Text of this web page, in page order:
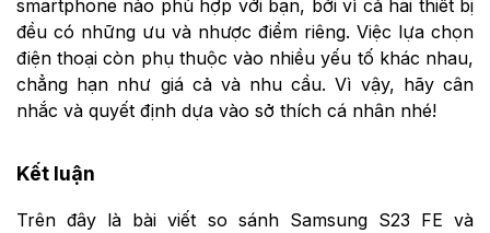
smartphone nào phù hợp với bạn, bởi vì cả hai thiết bị
đều có những ưu và nhược điểm riêng. Việc lựa chọn
điện thoại còn phụ thuộc vào nhiều yếu tố khác nhau,
chẳng hạn như giá cả và nhu cầu. Vì vậy, hãy cân
nhắc và quyết định dựa vào sở thích cá nhân nhé!
Kết luận
Trên đây là bài viết so sánh Samsung S23 FE và